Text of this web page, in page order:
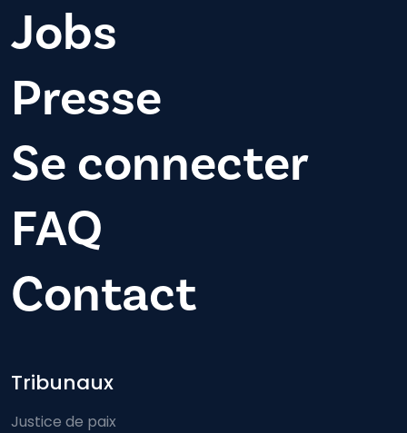
Jobs
Presse
Se connecter
FAQ
Contact
Footer-menu
Tribunaux
Justice de paix